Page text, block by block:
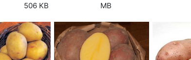
506 KB
MB